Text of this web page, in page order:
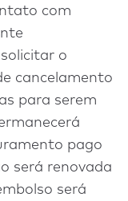
com
o
cancelamento
para serem
pago
será renovada
será